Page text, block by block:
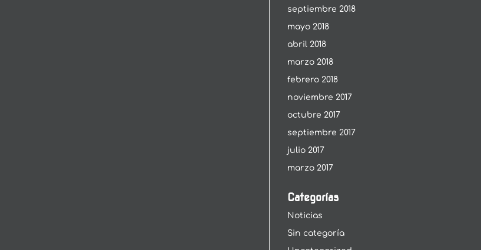
septiembre 2018
mayo 2018
abril 2018
marzo 2018
febrero 2018
noviembre 2017
octubre 2017
septiembre 2017
julio 2017
marzo 2017
Categorías
Noticias
Sin categoría